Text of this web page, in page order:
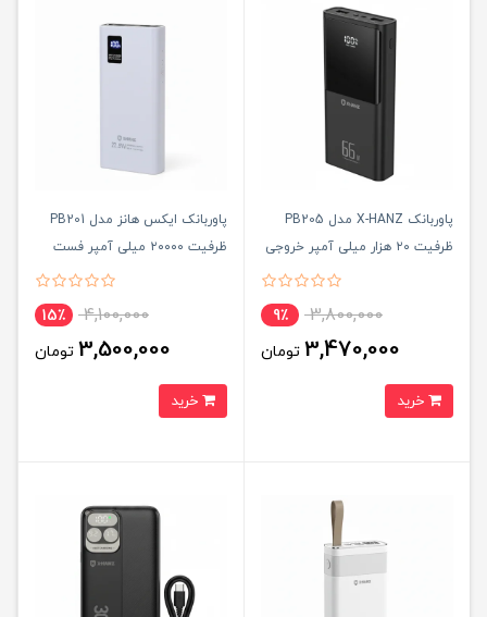
پاوربانک X-HANZ مدل PB205
ظرفیت ۲۰ هزار میلی آمپر خروجی
3,800,000 9٪
3,470,000 تومان
پاوربانک ایکس هانز مدل PB201
ظرفیت ۲۰۰۰۰ میلی آمپر فست
4,100,000 15٪
3,500,000 تومان